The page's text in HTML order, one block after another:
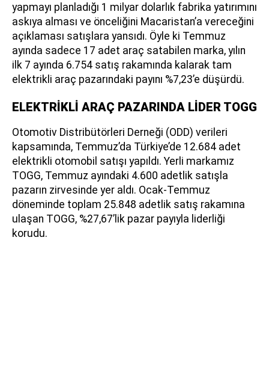
yapmayı planladığı 1 milyar dolarlık fabrika yatırımını
askıya alması ve önceliğini Macaristan’a vereceğini
açıklaması satışlara yansıdı. Öyle ki Temmuz
ayında sadece 17 adet araç satabilen marka, yılın
ilk 7 ayında 6.754 satış rakamında kalarak tam
elektrikli araç pazarındaki payını %7,23’e düşürdü.
ELEKTRİKLİ ARAÇ PAZARINDA LİDER TOGG
Otomotiv Distribütörleri Derneği (ODD) verileri
kapsamında, Temmuz’da Türkiye’de 12.684 adet
elektrikli otomobil satışı yapıldı. Yerli markamız
TOGG, Temmuz ayındaki 4.600 adetlik satışla
pazarın zirvesinde yer aldı. Ocak-Temmuz
döneminde toplam 25.848 adetlik satış rakamına
ulaşan TOGG, %27,67’lik pazar payıyla liderliği
korudu.